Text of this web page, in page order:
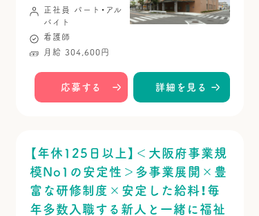
正社員
パート・アル
バイト
看護師
月給 304,600円
応募する 詳細を見る
【年休125日以上】＜大阪府事業規
模No1の安定性＞多事業展開×豊
富な研修制度×安定した給料！毎
年多数入職する新人と一緒に福祉